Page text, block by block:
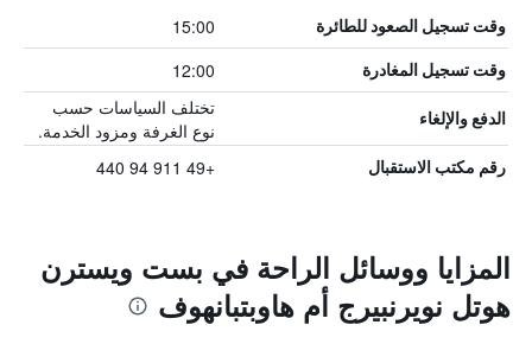
وقت تسجيل الصعود للطائرة 15:00
وقت تسجيل المغادرة 12:00
الدفع والإلغاء
تختلف السياسات حسب
نوع الغرفة ومزود الخدمة.
رقم مكتب الاستقبال +49 911 94 440
المزايا ووسائل الراحة في بست ويسترن
هوتل نويرنبيرج أم هاوبتبانهوف